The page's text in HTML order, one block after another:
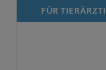
FÜR